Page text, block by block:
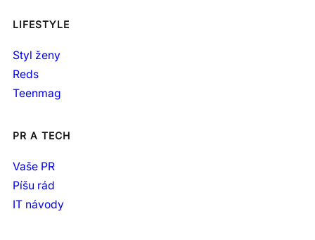
LIFESTYLE
Styl ženy
Reds
Teenmag
PR A TECH
Vaše PR
Píšu rád
IT návody